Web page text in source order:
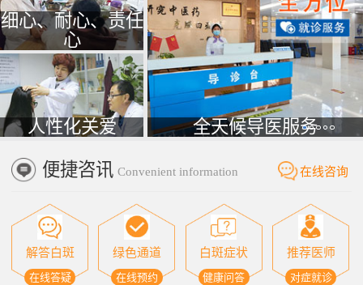
细心、耐心、责任
心
人性化关爱 全天候导医服务
便捷咨讯 Convenient information 在线咨询
解答白斑
在线答疑
绿色通道
在线预约
白斑症状
健康问答
推荐医师
对症就诊